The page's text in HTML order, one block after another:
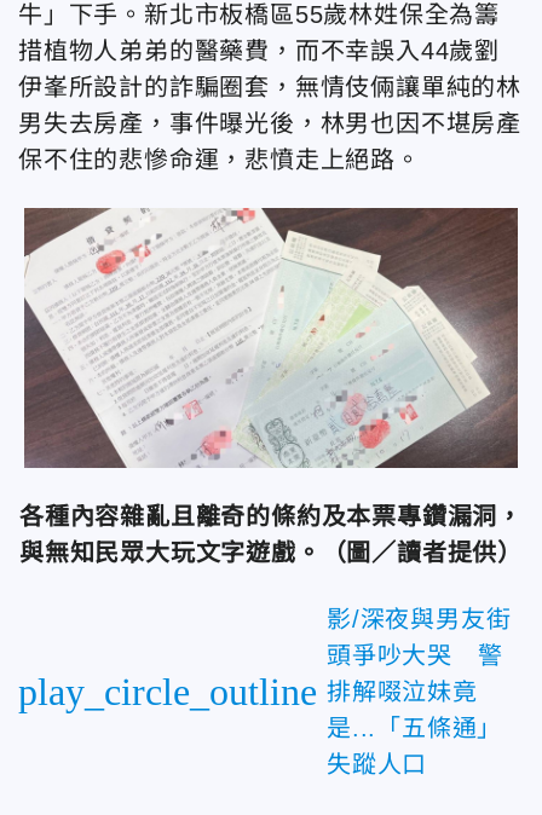
牛」下手。新北市板橋區55歲林姓保全為籌
措植物人弟弟的醫藥費，而不幸誤入44歲劉
伊峯所設計的詐騙圈套，無情伎倆讓單純的林
男失去房產，事件曝光後，林男也因不堪房產
保不住的悲慘命運，悲憤走上絕路。
各種內容雜亂且離奇的條約及本票專鑽漏洞，
與無知民眾大玩文字遊戲。（圖／讀者提供）
play_circle_outline
影/深夜與男友街
頭爭吵大哭 警
排解啜泣妹竟
是...「五條通」
失蹤人口